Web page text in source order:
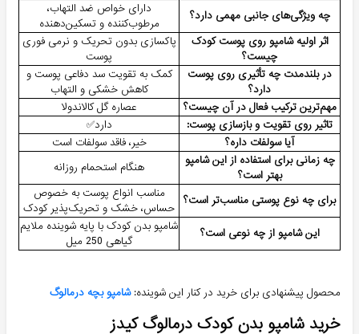
چه ویژگی‌های جانبی مهمی دارد؟
دارای خواص ضد التهاب،
مرطوب‌کننده و تسکین‌دهنده
اثر اولیه شامپو روی پوست کودک
چیست؟
پاکسازی بدون تحریک و نرمی فوری
پوست
در بلندمدت چه تأثیری روی پوست
دارد؟
کمک به تقویت سد دفاعی پوست و
کاهش خشکی و التهاب
مهم‌ترین ترکیب فعال در آن چیست؟
عصاره گل کالاندولا
تاثیر روی تقویت و بازسازی پوست:
دارد✅
آیا سولفات داره؟
خیر، فاقد سولفات است
چه زمانی برای استفاده از این شامپو
بهتر است؟
هنگام استحمام روزانه
برای چه نوع پوستی مناسب‌تر است؟
مناسب انواع پوست به خصوص
حساس، خشک و تحریک‌پذیر کودک
این شامپو از چه نوعی است؟
شامپو بدن کودک با پایه شوینده ملایم
گیاهی 250 میل
محصول پیشنهادی برای خرید در کنار این شوینده:شامپو بچه درمالوگ
خرید شامپو بدن کودک درمالوگ کیدز